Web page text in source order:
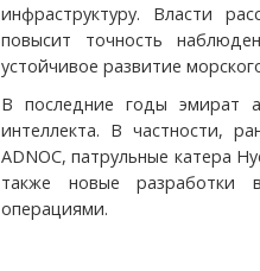
инфраструктуру. Власти
повысит точность
устойчивое развитие
В последние годы эмират
интеллекта. В частности,
ADNOC, патрульные катера
также новые разработки
операциями.